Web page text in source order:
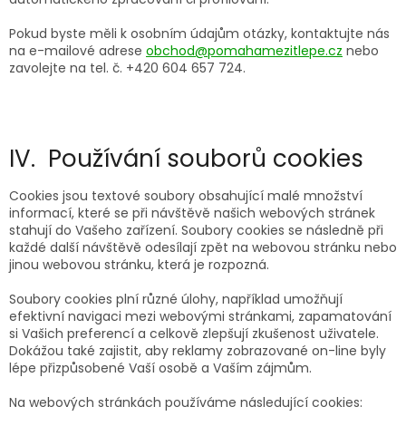
Pokud byste měli k osobním údajům otázky, kontaktujte nás
na e-mailové adrese obchod@pomahamezitlepe.cz nebo
zavolejte na tel. č. +420 604 657 724.
IV. Používání souborů cookies
Cookies jsou textové soubory obsahující malé množství
informací, které se při návštěvě našich webových stránek
stahují do Vašeho zařízení. Soubory cookies se následně při
každé další návštěvě odesílají zpět na webovou stránku nebo
jinou webovou stránku, která je rozpozná.
Soubory cookies plní různé úlohy, například umožňují
efektivní navigaci mezi webovými stránkami, zapamatování
si Vašich preferencí a celkově zlepšují zkušenost uživatele.
Dokážou také zajistit, aby reklamy zobrazované on-line byly
lépe přizpůsobené Vaší osobě a Vaším zájmům.
Na webových stránkách používáme následující cookies: